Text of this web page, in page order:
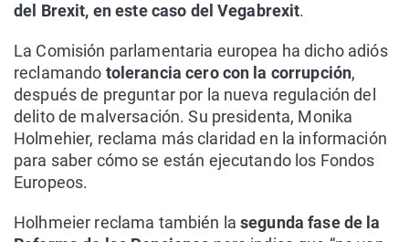
del Brexit, en este caso del Vegabrexit.
La Comisión parlamentaria europea ha dicho adiós
reclamando tolerancia cero con la corrupción,
después de preguntar por la nueva regulación del
delito de malversación. Su presidenta, Monika
Holmehier, reclama más claridad en la información
para saber cómo se están ejecutando los Fondos
Europeos.
Holhmeier reclama también lasegunda fase de la